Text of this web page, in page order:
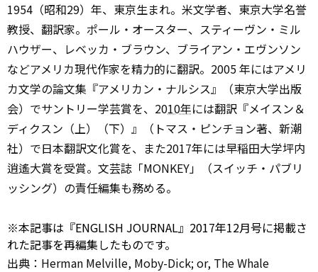
1954（昭和29）年、東京生まれ。米文学者、東京大学名誉
教授、翻訳家。ポール・オースター、スティーヴン・ミル
ハウザー、レベッカ・ブラウン、ブライアン・エヴンソン
などアメリカ現代作家を精力的に翻訳。2005 年にはアメリ
カ文学の論文集『アメリカン・ナルシス』（東京大学出版
会）でサントリー学芸賞を、2010年には翻訳『メイスン＆
ディクスン（上）（下）』（トマス・ピンチョン著、新潮
社）で日本翻訳文化賞を、また2017年には早稲田大学坪内
逍遙大賞を受賞。文芸誌「MONKEY」（スイッチ・パブリ
ッシング）の責任編集も務める。
※本記事は『ENGLISH JOURNAL』2017年12月号に掲載さ
れた記事を再編集したものです。
出典：Herman Melville, Moby-Dick; or, The Whale